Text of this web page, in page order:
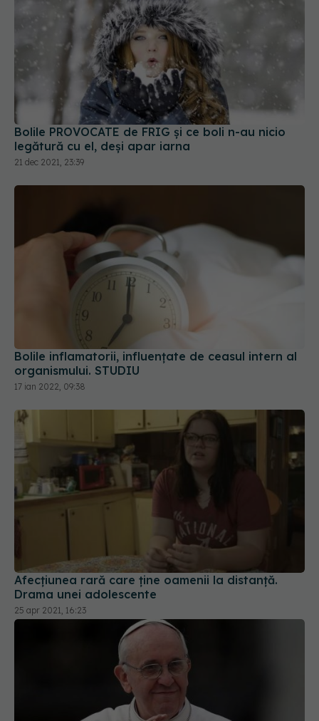
Bolile PROVOCATE de FRIG și ce boli n-au nicio
legătură cu el, deși apar iarna
21 dec 2021, 23:39
Bolile inflamatorii, influențate de ceasul intern al
organismului. STUDIU
17 ian 2022, 09:38
Afecțiunea rară care ține oamenii la distanță.
Drama unei adolescente
25 apr 2021, 16:23